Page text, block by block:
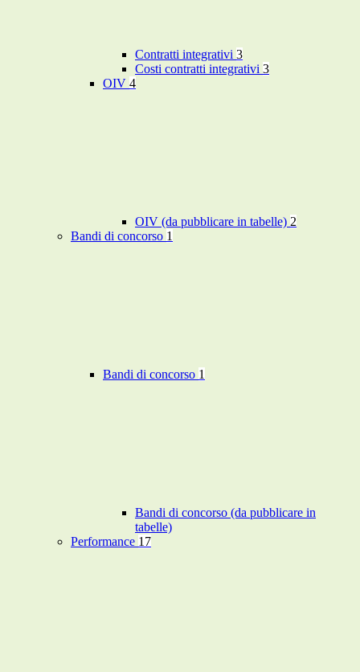
Contratti integrativi 3
Costi contratti integrativi 3
OIV 4
OIV (da pubblicare in tabelle) 2
Bandi di concorso 1
Bandi di concorso 1
Bandi di concorso (da pubblicare in
tabelle)
Performance 17